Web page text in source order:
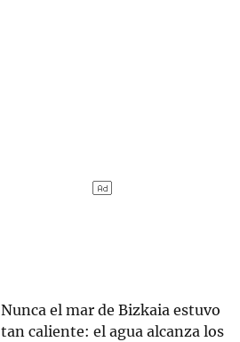
Nunca el mar de Bizkaia estuvo
tan caliente: el agua alcanza los